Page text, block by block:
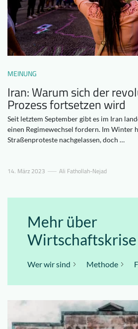
Downloads Wer
FAQ
Kontakt
EN
MEINUNG
Iran: Warum sich der
Prozess fortsetzen wird
Seit letztem September gibt es im Iran
einen Regimewechsel fordern. Im Winter
Straßenproteste nachgelassen, doch …
14. März 2023 Ali Fathollah-Nejad
Mehr über
Wirtschaftskrise
Wer wir sind Methode